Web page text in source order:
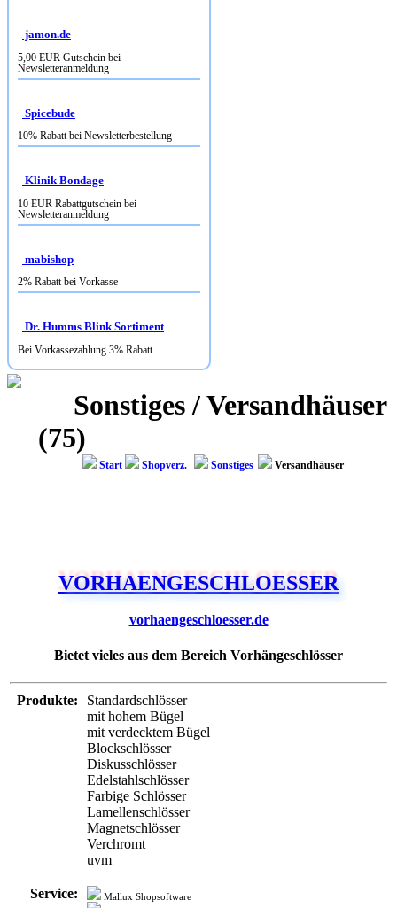
5,00 EUR Gutschein bei
Newsletteranmeldung
Spicebude
Klinik Bondage
Newsletteranmeldung
mabishop
Dr. Humms Blink Sortiment
Sonstiges / Versandhäuser
(75)
Shopverz.
Bietet vieles aus dem Bereich Vorhängeschlösser
Standardschlösser
mit hohem Bügel
mit verdecktem Bügel
Diskusschlösser
Edelstahlschlösser
Farbige Schlösser
Lamellenschlösser
Magnetschlösser
Verchromt
uvm
Mallux Shopsoftware
Newsletter
Vorkasse